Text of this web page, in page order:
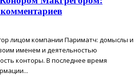
лицом компании Париматч: домыслы и
именем и деятельностью
конторы. В последнее время